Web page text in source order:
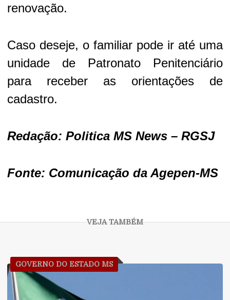
renovação.
Caso deseje, o familiar pode ir até uma
unidade de Patronato Penitenciário
para receber as orientações de
cadastro.
Redação: Politica MS News – RGSJ
Fonte: Comunicação da Agepen-MS
GOVERNO DO ESTADO MS